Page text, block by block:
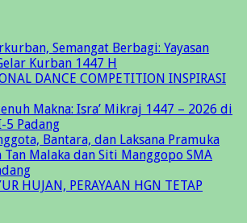
Semangat Berbagi: Yayasan
Kurban 1447 H
DANCE COMPETITION INSPIRASI
Makna: Isra’ Mikraj 1447 – 2026 di
5 Padang
Bantara, dan Laksana Pramuka
Tan Malaka dan Siti Manggopo SMA
HUJAN, PERAYAAN HGN TETAP